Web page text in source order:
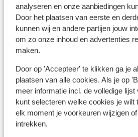
analyseren en onze aanbiedingen
Door het plaatsen van eerste en
kunnen wij en andere partijen jouw
om zo onze inhoud en advertenties
maken.
Door op 'Accepteer' te klikken ga je
plaatsen van alle cookies. Als je op
meer informatie incl. de volledige
kunt selecteren welke cookies je wilt
elk moment je voorkeuren wijzigen
intrekken.
Bekijk alle 18
Locatie
Bekijk op